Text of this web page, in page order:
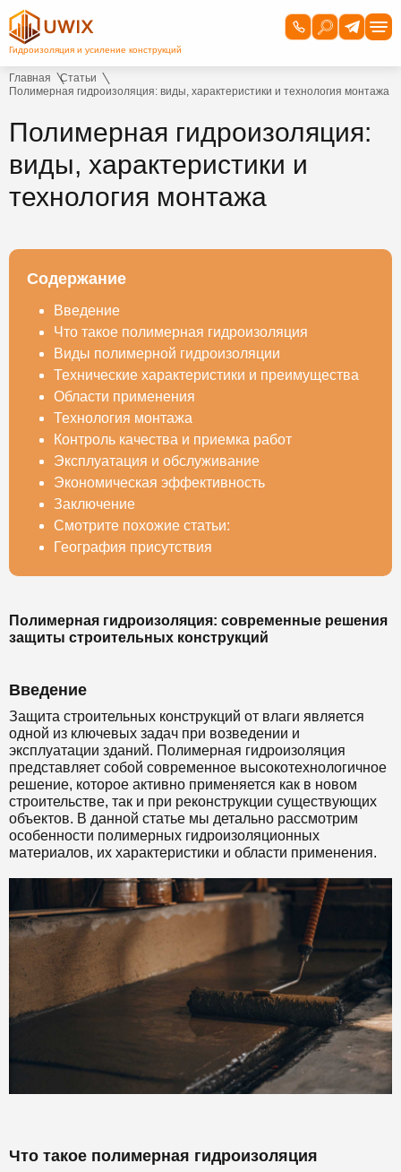
Главная
Статьи
Полимерная гидроизоляция: виды, характеристики и технология монтажа
Полимерная гидроизоляция:
виды, характеристики и
технология монтажа
Содержание
Введение
Что такое полимерная гидроизоляция
Виды полимерной гидроизоляции
Технические характеристики и преимущества
Области применения
Технология монтажа
Контроль качества и приемка работ
Эксплуатация и обслуживание
Экономическая эффективность
Заключение
Смотрите похожие статьи:
География присутствия
Полимерная гидроизоляция: современные решения
защиты строительных конструкций
Введение
Защита строительных конструкций от влаги является
одной из ключевых задач при возведении и
эксплуатации зданий. Полимерная гидроизоляция
представляет собой современное высокотехнологичное
решение, которое активно применяется как в новом
строительстве, так и при реконструкции существующих
объектов. В данной статье мы детально рассмотрим
особенности полимерных гидроизоляционных
материалов, их характеристики и области применения.
Что такое полимерная гидроизоляция